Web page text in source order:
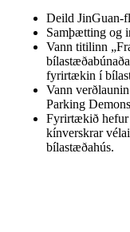
Deild JinGuan-
Samþætting og
Vann titilinn
fyrirtækin í
Vann
Parking
Fyrirtækið hefur
kínverskrar
bílastæðahús.